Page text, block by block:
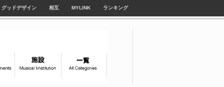
グッドデザイン 相互 MYLINK ランキング